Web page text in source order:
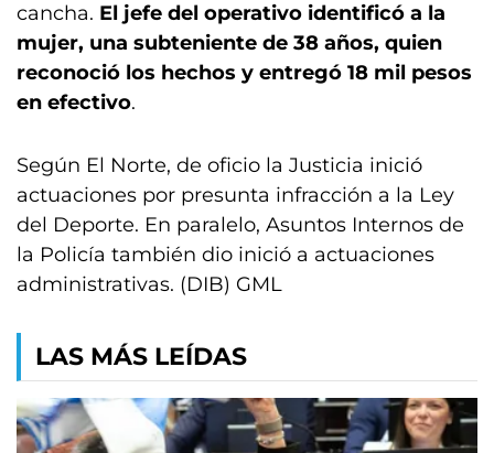
cancha. El jefe del operativo identificó a la
mujer, una subteniente de 38 años, quien
reconoció los hechos y entregó 18 mil pesos
en efectivo.
Según El Norte, de oficio la Justicia inició
actuaciones por presunta infracción a la Ley
del Deporte. En paralelo, Asuntos Internos de
la Policía también dio inició a actuaciones
administrativas. (DIB) GML
LAS MÁS LEÍDAS